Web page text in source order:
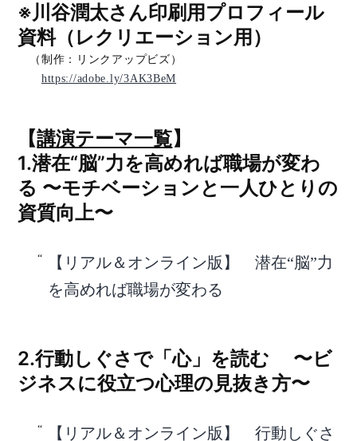
※川谷潤太さん印刷用プロフィール
資料（レクリエーション用）
（制作：リンクアップビズ）
https://adobe.ly/3AK3BeM
【講演テーマ一覧】
1.潜在“脳”力を高めれば職場が変わ
る 〜モチベーションと一人ひとりの
資質向上〜
【リアル＆オンライン版】 潜在“脳”力
を高めれば職場が変わる
2.行動しぐさで「心」を読む 〜ビ
ジネスに役立つ心理の見抜き方〜
【リアル＆オンライン版】 行動しぐさ